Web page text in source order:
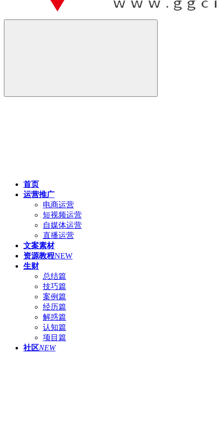
首页
运营推广
电商运营
短视频运营
自媒体运营
直播运营
文案素材
资源教程NEW
生财
总结篇
技巧篇
案例篇
经历篇
解惑篇
认知篇
项目篇
社区NEW